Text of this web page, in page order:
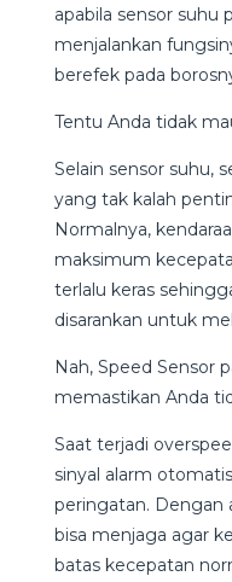
apabila sensor suhu
menjalankan
berefek pada
Tentu Anda tidak
Selain sensor suhu,
yang tak kalah
Normalnya,
maksimum
terlalu keras
disarankan untuk
Nah, Speed Sensor
memastikan Anda
Saat terjadi
sinyal alarm
peringatan. Dengan
bisa menjaga agar
batas kecepatan